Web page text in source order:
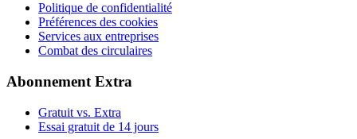
Politique de confidentialité
Préférences des cookies
Services aux entreprises
Combat des circulaires
Abonnement Extra
Gratuit vs. Extra
Essai gratuit de 14 jours